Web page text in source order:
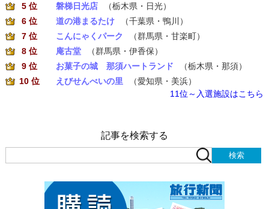
5 位
磐梯日光店
（栃木県・日光）
6 位
道の港まるたけ
（千葉県・鴨川）
7 位
こんにゃくパーク
（群馬県・甘楽町）
8 位
庵古堂
（群馬県・伊香保）
9 位
お菓子の城 那須ハートランド
（栃木県・那須）
10 位
えびせんべいの里
（愛知県・美浜）
11位～入選施設はこちら
記事を検索する